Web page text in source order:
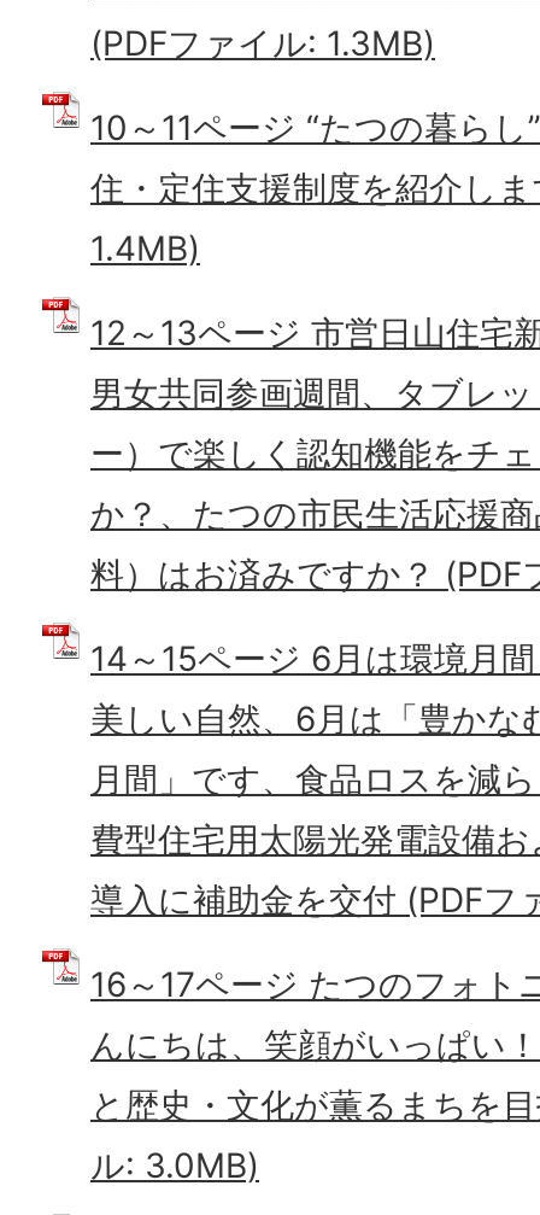
(PDFファイル: 1.3MB)
10～11ページ “たつの暮ら
住・定住支援制度を紹介し
1.4MB)
12～13ページ 市営日山住宅
男女共同参画週間、タブレ
ー）で楽しく認知機能をチ
か？、たつの市民生活応援
料）はお済みですか？ (PDF
14～15ページ 6月は環境月
美しい自然、6月は「豊かな
月間」です、食品ロスを減
費型住宅用太陽光発電設備
導入に補助金を交付 (PDFフ
16～17ページ たつのフォト
んにちは、笑顔がいっぱい
と歴史・文化が薫るまちを
ル: 3.0MB)